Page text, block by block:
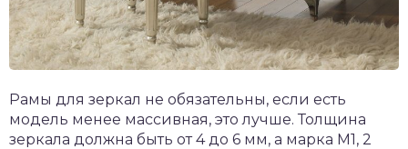
Рамы для зеркал не обязательны, если есть
модель менее массивная, это лучше. Толщина
зеркала должна быть от 4 до 6 мм, а марка М1, 2